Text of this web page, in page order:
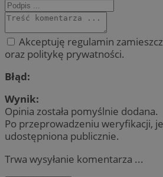
Akceptuję regulamin
oraz politykę prywatności.
Błąd:
Wynik:
Opinia została pomyślnie dodana.
Po przeprowadzeniu weryfikacji,
udostępniona publicznie.
Trwa wysyłanie komentarza ...